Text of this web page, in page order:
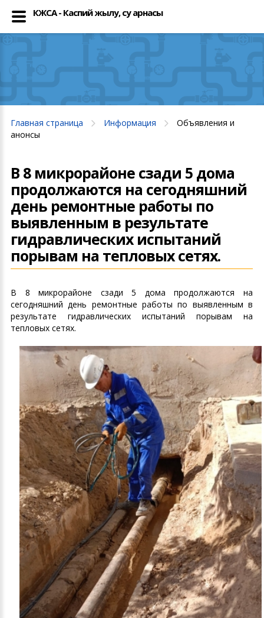
Главная страница Информация
Объявления и
анонсы
В 8 микрорайоне сзади 5 дома
продолжаются на сегодняшний
день ремонтные работы по
выявленным в результате
гидравлических испытаний
порывам на тепловых сетях.
В 8 микрорайоне сзади 5 дома продолжаются на
сегодняшний день ремонтные работы по выявленным в
результате гидравлических испытаний порывам на
тепловых сетях.
КЖСА - Каспий жылу, су арнасы